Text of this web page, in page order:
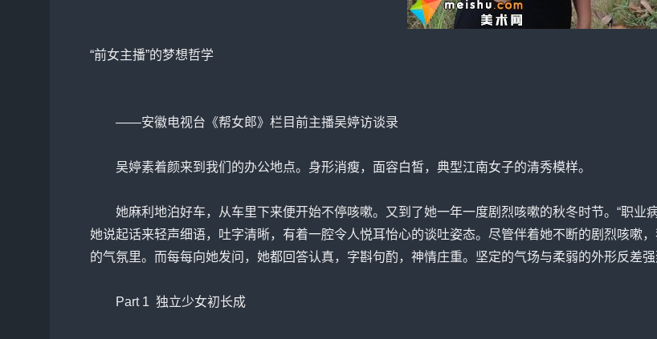
“前女主播”的梦想哲学
——安徽电视台《帮女郎》栏目前主播吴婷访谈录
吴婷素着颜来到我们的办公地点。身形消瘦，面容白皙，典型江南女子的清秀模样。
她麻利地泊好车，从车里下来便开始不停咳嗽。又到了她一年一度剧烈咳嗽的秋冬时节。“职业
她说起话来轻声细语，吐字清晰，有着一腔令人悦耳怡心的谈吐姿态。尽管伴着她不断的剧烈咳嗽
的气氛里。而每每向她发问，她都回答认真，字斟句酌，神情庄重。坚定的气场与柔弱的外形反差
Part 1 独立少女初长成